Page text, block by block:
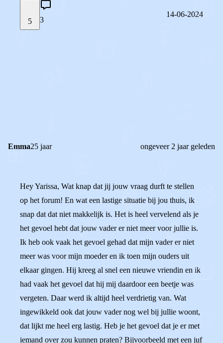
5 3
14-06-2024
Emma25 jaar ongeveer 2 jaar geleden
Hey Yarissa, Wat knap dat jij jouw vraag durft te stellen
op het forum! En wat een lastige situatie bij jou thuis, ik
snap dat dat niet makkelijk is. Het is heel vervelend als je
het gevoel hebt dat jouw vader er niet meer voor jullie is.
Ik heb ook vaak het gevoel gehad dat mijn vader er niet
meer was voor mijn moeder en ik toen mijn ouders uit
elkaar gingen. Hij kreeg al snel een nieuwe vriendin en ik
had vaak het gevoel dat hij mij daardoor een beetje was
vergeten. Daar werd ik altijd heel verdrietig van. Wat
ingewikkeld ook dat jouw vader nog wel bij jullie woont,
dat lijkt me heel erg lastig. Heb je het gevoel dat je er met
iemand over zou kunnen praten? Bijvoorbeeld met een juf